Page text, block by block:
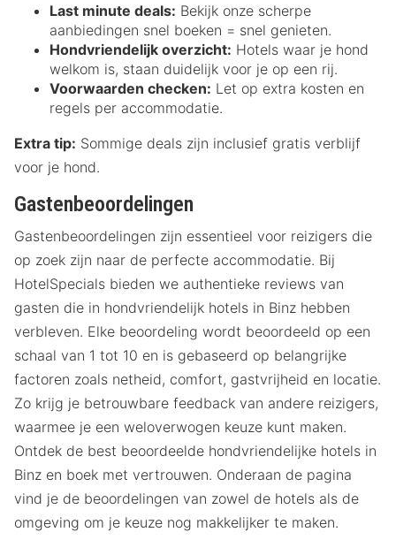
Last minute deals: Bekijk onze scherpe
aanbiedingen snel boeken = snel genieten.
Hondvriendelijk overzicht: Hotels waar je hond
welkom is, staan duidelijk voor je op een rij.
Voorwaarden checken: Let op extra kosten en
regels per accommodatie.
Extra tip: Sommige deals zijn inclusief gratis verblijf
voor je hond.
Gastenbeoordelingen
Gastenbeoordelingen zijn essentieel voor reizigers die
op zoek zijn naar de perfecte accommodatie. Bij
HotelSpecials bieden we authentieke reviews van
gasten die in hondvriendelijk hotels in Binz hebben
verbleven. Elke beoordeling wordt beoordeeld op een
schaal van 1 tot 10 en is gebaseerd op belangrijke
factoren zoals netheid, comfort, gastvrijheid en locatie.
Zo krijg je betrouwbare feedback van andere reizigers,
waarmee je een weloverwogen keuze kunt maken.
Ontdek de best beoordeelde hondvriendelijke hotels in
Binz en boek met vertrouwen. Onderaan de pagina
vind je de beoordelingen van zowel de hotels als de
omgeving om je keuze nog makkelijker te maken.